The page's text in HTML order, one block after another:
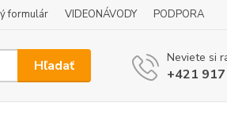
formulár VIDEONÁVODY PODPORA
Hľadať Neviete si
+421